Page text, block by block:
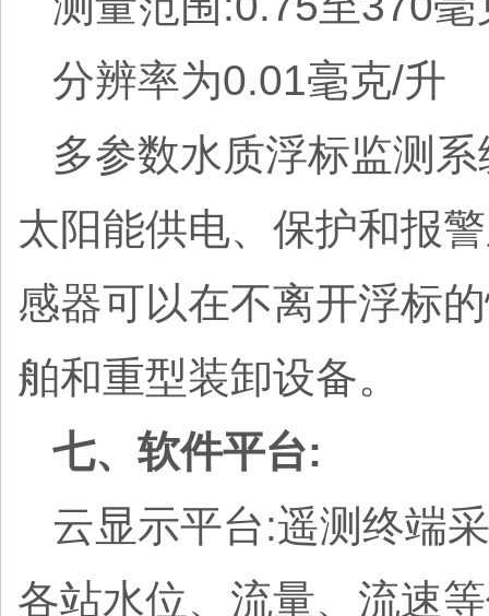
分辨率为0.01毫克/升
多参数水质浮标监测
太阳能供电、保护和报
感器可以在不离开浮标
舶和重型装卸设备。
七、软件平台:
云显示平台:遥测终端
各站水位、流量、流速